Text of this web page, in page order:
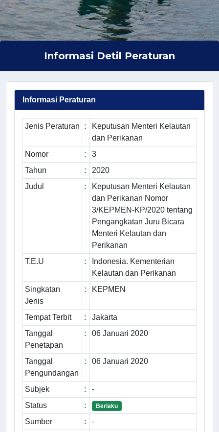
Informasi Detil Peraturan
Informasi Peraturan
Jenis Peraturan :
Keputusan Menteri Kelautan
dan Perikanan
Nomor
:
3
Tahun
:
2020
Judul
:
Keputusan Menteri Kelautan
dan Perikanan Nomor
3/KEPMEN-KP/2020 tentang
Pengangkatan Juru Bicara
Menteri Kelautan dan
Perikanan
T.E.U
:
Indonesia. Kementerian
Kelautan dan Perikanan
Singkatan
Jenis
: KEPMEN
Tempat Terbit :
Jakarta
Tanggal
Penetapan
: 06 Januari 2020
Tanggal
Pengundangan
: 06 Januari 2020
Subjek :
-
Status
: Berlaku
Sumber : -